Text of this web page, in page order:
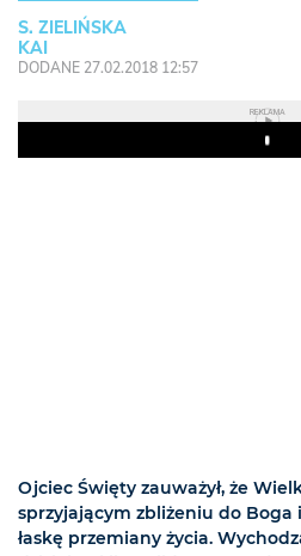
S. ZIELIŃSKA
KAI
DODANE 27.02.2018 12:57
REKLAMA
Ojciec Święty zauważył, że
sprzyjającym zbliżeniu do Boga
łaskę przemiany życia.